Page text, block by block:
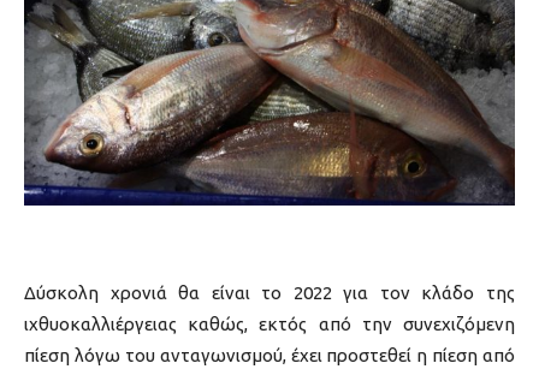
Δύσκολη χρονιά θα είναι το 2022 για τον κλάδο της
ιχθυοκαλλιέργειας καθώς, εκτός από την συνεχιζόμενη
πίεση λόγω του ανταγωνισμού, έχει προστεθεί η πίεση από